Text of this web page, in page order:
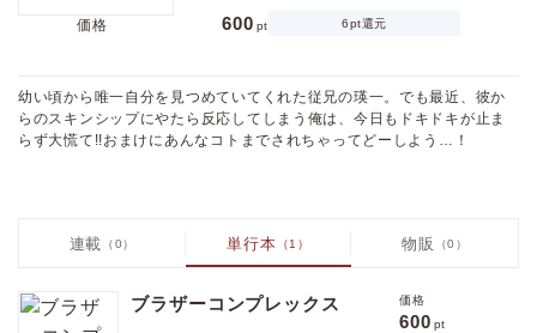
価格 600 pt 6pt還元
幼い頃から唯一自分を見つめていてくれた従兄の瑛一。でも最近、彼か
らのスキンシップにやたら反応してしまう俺は、今日もドキドキが止ま
らず大慌て!!おまけにあんなコトまでされちゃってどーしよう…！
連載 （0） 単行本 （1） 物販 （0）
ブラザーコンプレックス 価格
600 pt